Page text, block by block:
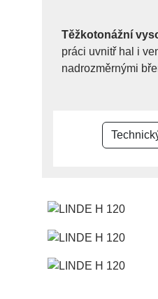
Těžkotonážní
práci uvnitř hal i
nadrozměrnými